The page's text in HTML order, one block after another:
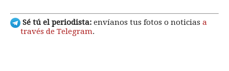
Sé tú el periodista: envíanos tus fotos o noticias a
través de Telegram.